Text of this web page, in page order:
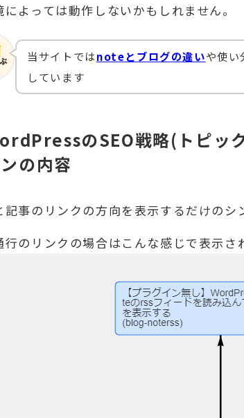
よっては動作しないかもしれません。
当サイトではnoteとブログの違いや使い
しています
のSEO戦略(トピッ
の内容
記事のリンクの方向を表示するだけのシ
行のリンクの場合はこんな感じで表示さ